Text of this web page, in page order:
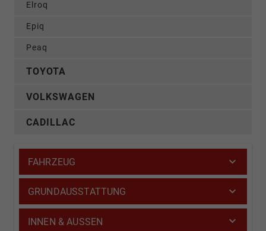
Elroq
Epiq
Peaq
TOYOTA
VOLKSWAGEN
CADILLAC
FAHRZEUG
GRUNDAUSSTATTUNG
INNEN & AUSSEN